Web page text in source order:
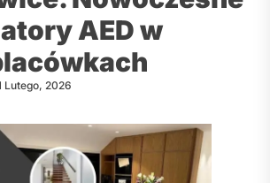
AED w
Lutego, 2026